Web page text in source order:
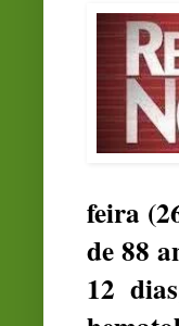
feira
de 88
12